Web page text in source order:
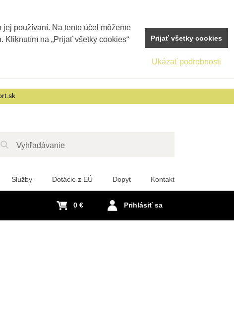
Služby Dotácie z EÚ Dopyt Kontakt
Prihlásiť sa
0 €
používaní. Na tento účel môžeme
na „Prijať všetky cookies“
Ukázať podrobnosti
Prijať všetky cookies